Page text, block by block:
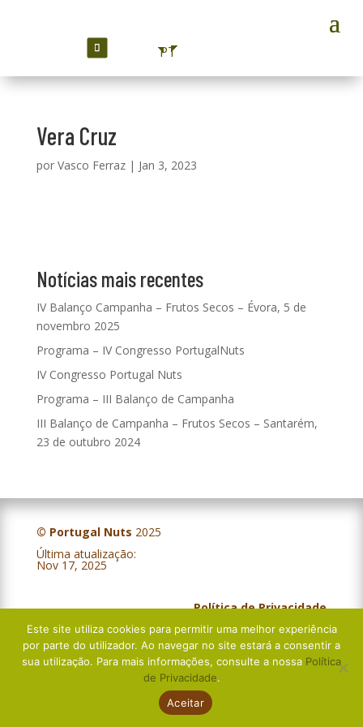
PT
Vera Cruz
por Vasco Ferraz| Jan 3, 2023
Notícias mais recentes
IV Balanço Campanha – Frutos Secos – Évora, 5 de
novembro 2025
Programa – IV Congresso PortugalNuts
IV Congresso Portugal Nuts
Programa – III Balanço de Campanha
III Balanço de Campanha – Frutos Secos – Santarém,
23 de outubro 2024
© Portugal Nuts 2025
Última atualização:
Nov 17, 2025
Política de Privacidade
Livro de Reclamações
Este site utiliza cookies para permitir uma melhor experiência
por parte do utilizador. Ao navegar no site estará a consentir a
sua utilização. Para mais informações, consulte a nossa Política
de Privacidade.
Aceitar